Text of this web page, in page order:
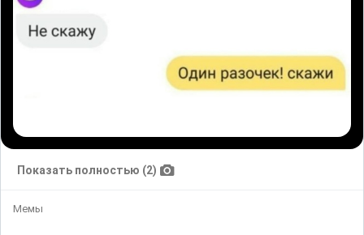
Показать полностью (2)
Мемы